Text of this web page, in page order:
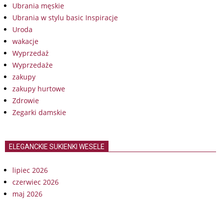
Ubrania męskie
Ubrania w stylu basic Inspiracje
Uroda
wakacje
Wyprzedaż
Wyprzedaże
zakupy
zakupy hurtowe
Zdrowie
Zegarki damskie
ELEGANCKIE SUKIENKI WESELE
lipiec 2026
czerwiec 2026
maj 2026